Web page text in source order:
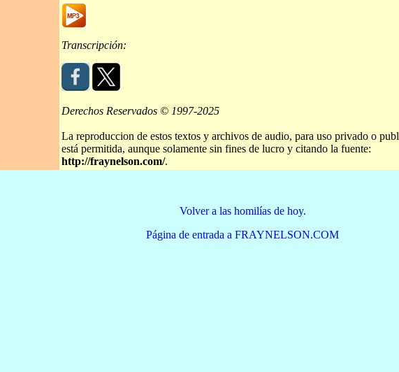
Transcripción:
Derechos Reservados © 1997-2025
La reproduccion de estos textos y archivos de audio, para uso privado o
está permitida, aunque solamente sin fines de lucro y citando la fuente:
http://fraynelson.com/.
Volver a las homilías de hoy.
Página de entrada a FRAYNELSON.COM